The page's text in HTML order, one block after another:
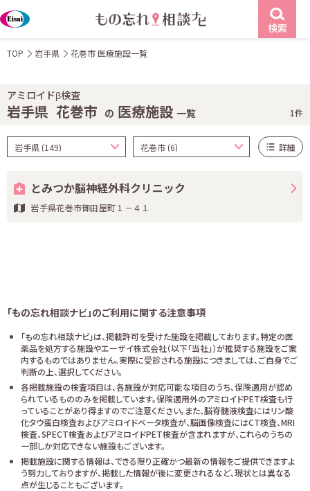
検索
TOP 岩手県 花巻市 医療施設一覧
アミロイドβ検査
岩手県 花巻市 の 医療施設 一覧 1件
詳細
とみつか脳神経外科クリニック
岩手県花巻市御田屋町１－４１
「もの忘れ相談ナビ」のご利用に関する注意事項
「もの忘れ相談ナビ」は、掲載許可を受けた施設を掲載しております。特定の医
薬品を処方する施設やエーザイ株式会社（以下「当社」）が推奨する施設をご案
内するものではありません。実際に受診される施設につきましては、ご自身でご
判断の上、選択してください。
各掲載施設の検査項目は、各施設が対応可能な項目のうち、保険適用が認め
られているもののみを掲載しています。保険適用外のアミロイドPET検査も行
っていることがあり得ますのでご注意ください。また、脳脊髄液検査にはリン酸
化タウ蛋白検査およびアミロイドベータ検査が、脳画像検査にはCT検査、MRI
検査、SPECT検査およびアミロイドPET検査が含まれますが、これらのうちの
一部しか対応できない施設もございます。
掲載施設に関する情報は、できる限り正確かつ最新の情報をご提供できますよ
う努力しておりますが、掲載した情報が後に変更されるなど、現状とは異なる
点が生じることもございます。